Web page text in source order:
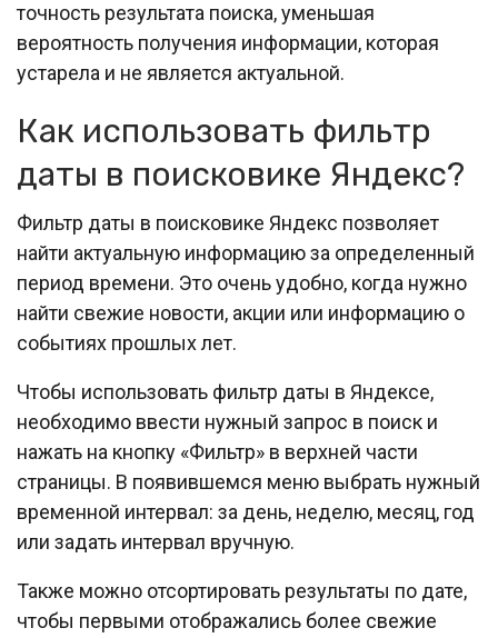
точность результата поиска, уменьшая
вероятность получения информации, которая
устарела и не является актуальной.
Как использовать фильтр
даты в поисковике Яндекс?
Фильтр даты в поисковике Яндекс позволяет
найти актуальную информацию за определенный
период времени. Это очень удобно, когда нужно
найти свежие новости, акции или информацию о
событиях прошлых лет.
Чтобы использовать фильтр даты в Яндексе,
необходимо ввести нужный запрос в поиск и
нажать на кнопку «Фильтр» в верхней части
страницы. В появившемся меню выбрать нужный
временной интервал: за день, неделю, месяц, год
или задать интервал вручную.
Также можно отсортировать результаты по дате,
чтобы первыми отображались более свежие